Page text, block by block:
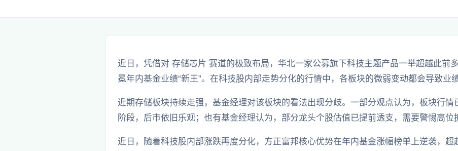
近日，凭借对 存储芯片 赛道的极致布局，华北一家公募旗下科技主题产品一举超越此前
冕年内基金业绩“新王”。在科技股内部走势分化的行情中，各板块的微弱变动都会导致业
近期存储板块持续走强，基金经理对该板块的看法出现分歧。一部分观点认为，板块行
阶段，后市依旧乐观；也有基金经理认为，部分龙头个股估值已提前透支，需要警惕高位
近日，随着科技股内部涨跌再度分化，方正富邦核心优势在年内基金涨幅榜单上逆袭，超